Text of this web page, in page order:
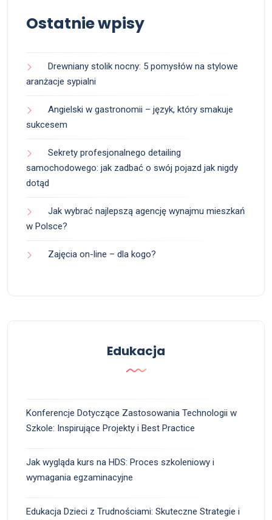
Ostatnie wpisy
Drewniany stolik nocny: 5 pomysłów na stylowe
aranżacje sypialni
Angielski w gastronomii – język, który smakuje
sukcesem
Sekrety profesjonalnego detailing
samochodowego: jak zadbać o swój pojazd jak nigdy
dotąd
Jak wybrać najlepszą agencję wynajmu mieszkań
w Polsce?
Zajęcia on-line – dla kogo?
Edukacja
Konferencje Dotyczące Zastosowania Technologii w
Szkole: Inspirujące Projekty i Best Practice
Jak wygląda kurs na HDS: Proces szkoleniowy i
wymagania egzaminacyjne
Edukacja Dzieci z Trudnościami: Skuteczne Strategie i